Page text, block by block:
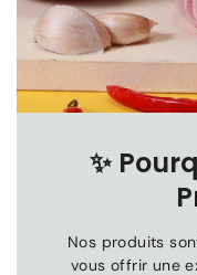
✨
Nos produits
vous offrir une